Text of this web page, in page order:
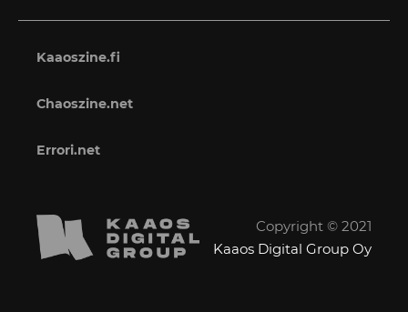
Kaaoszine.fi
Chaoszine.net
Errori.net
Copyright © 2021
Kaaos Digital Group Oy